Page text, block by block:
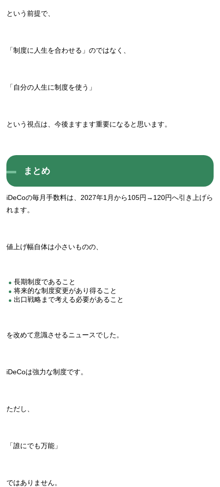
という前提で、
「制度に人生を合わせる」のではなく、
「自分の人生に制度を使う」
という視点は、今後ますます重要になると思います。
まとめ
iDeCoの毎月手数料は、2027年1月から105円→120円へ引き上げら
れます。
値上げ幅自体は小さいものの、
長期制度であること
将来的な制度変更があり得ること
出口戦略まで考える必要があること
を改めて意識させるニュースでした。
iDeCoは強力な制度です。
ただし、
「誰にでも万能」
ではありません。